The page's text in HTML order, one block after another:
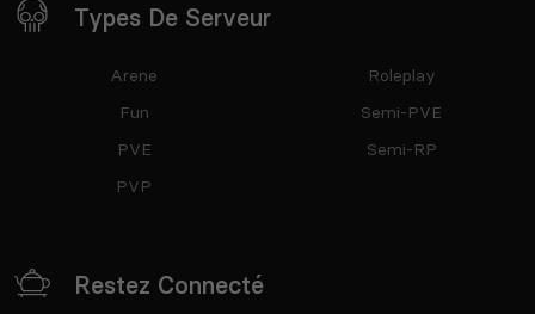
Types De Serveur
Arene
Fun
PVE
PVP
Roleplay
Semi-PVE
Semi-RP
Restez Connecté